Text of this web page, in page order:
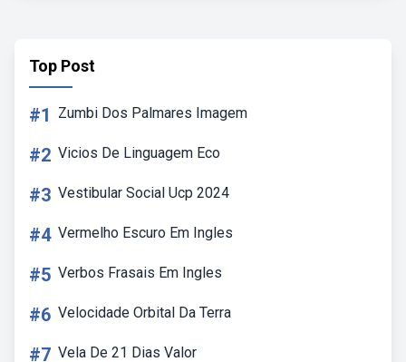
Top Post
#1 Zumbi Dos Palmares Imagem
#2 Vicios De Linguagem Eco
#3 Vestibular Social Ucp 2024
#4 Vermelho Escuro Em Ingles
#5 Verbos Frasais Em Ingles
#6 Velocidade Orbital Da Terra
#7 Vela De 21 Dias Valor